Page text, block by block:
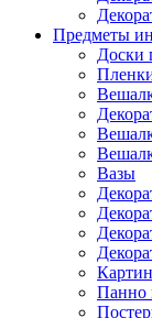
Предметы
Доски
Вазы
Панно